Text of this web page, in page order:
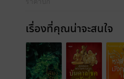
เรื่องที่คุณน่าจะสนใจ